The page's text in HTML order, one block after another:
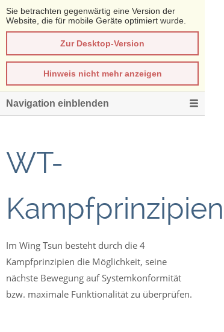
Sie betrachten gegenwärtig eine Version der
Website, die für mobile Geräte optimiert wurde.
Zur Desktop-Version
Hinweis nicht mehr anzeigen
Navigation einblenden
WT-
Kampfprinzipien
Im Wing Tsun besteht durch die 4
Kampfprinzipien die Möglichkeit, seine
nächste Bewegung auf Systemkonformität
bzw. maximale Funktionalität zu überprüfen.